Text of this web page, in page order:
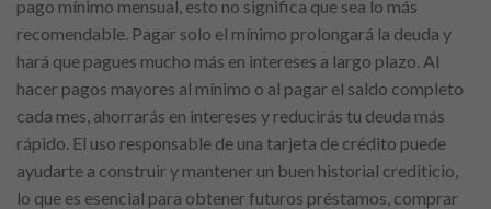
pago mínimo mensual, esto no significa que sea lo más
recomendable. Pagar solo el mínimo prolongará la deuda y
hará que pagues mucho más en intereses a largo plazo. Al
hacer pagos mayores al mínimo o al pagar el saldo completo
cada mes, ahorrarás en intereses y reducirás tu deuda más
rápido. El uso responsable de una tarjeta de crédito puede
ayudarte a construir y mantener un buen historial crediticio,
lo que es esencial para obtener futuros préstamos, comprar